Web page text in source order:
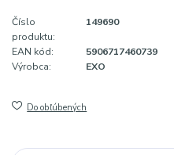
Číslo
produktu:
149690
EAN kód:
5906717460739
Výrobca:
EXO
Do obľúbených